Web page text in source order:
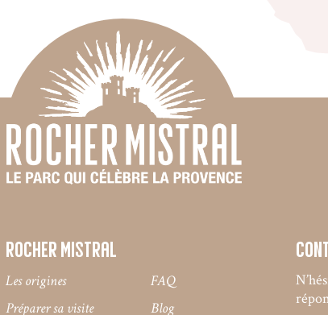
Rocher mistral
Les origines
Préparer sa visite
FAQ
Blog